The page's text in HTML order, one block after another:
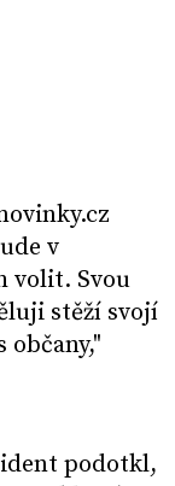
v
volit. Svou
stěží svojí
občany,"
podotkl,